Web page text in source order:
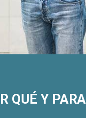
QUÉ Y